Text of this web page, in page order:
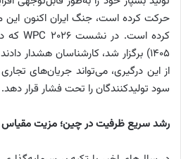
حرکت کرده است، جنگ ایران اکنون
۱۴۰۵) برگزار شد، کارشناسان هشدار
از این درگیری، می‌تواند جریان‌های
سود تولیدکنندگان را تحت فشار قرار دهد.
رشد سریع ظرفیت در چین؛ مزیت مقیاس